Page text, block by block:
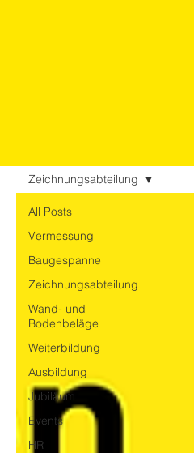
All Posts
Vermessung
Baugespanne
Zeichnungsabteilung
Wand- und
Bodenbeläge
Weiterbildung
Ausbildung
Jubiläum
Events
HR
Zeichnungsabteilung